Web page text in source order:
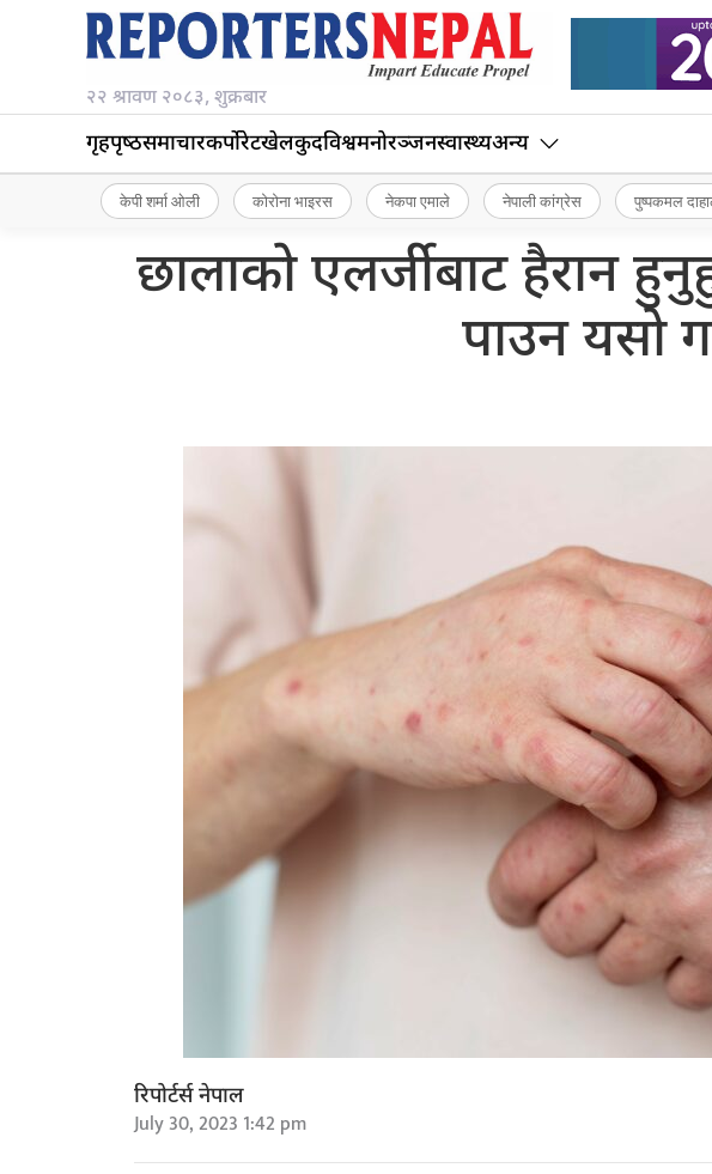
२२ श्रावण २०८३, शुक्रबार
गृहपृष्‍ठसमाचारकर्पोरेटखेलकुदविश्वमनोरञ्जनस्वास्थ्यअन्य
केपी शर्मा ओली कोरोना भाइरस नेकपा एमाले नेपाली कांग्रेस पुष्पकमल
छालाको एलर्जीबाट हैरान
पाउन यसो
रिपोर्टर्स नेपाल
July 30, 2023 1:42 pm